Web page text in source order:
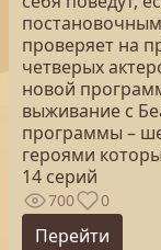
проверяет на
четверых
новой
выживание с
программы –
героями
14 серий
700 0
Перейти